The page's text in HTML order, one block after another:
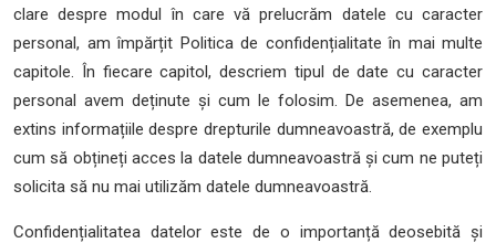
clare despre modul în care vă prelucrăm datele cu caracter
personal, am împărțit Politica de confidențialitate în mai multe
capitole. În fiecare capitol, descriem tipul de date cu caracter
personal avem deținute și cum le folosim. De asemenea, am
extins informațiile despre drepturile dumneavoastră, de exemplu
cum să obțineți acces la datele dumneavoastră și cum ne puteți
solicita să nu mai utilizăm datele dumneavoastră.
Confidențialitatea datelor este de o importanță deosebită și